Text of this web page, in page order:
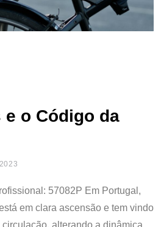
o Código da
57082P Em Portugal,
em clara ascensão e tem vindo
alterando a dinâmica